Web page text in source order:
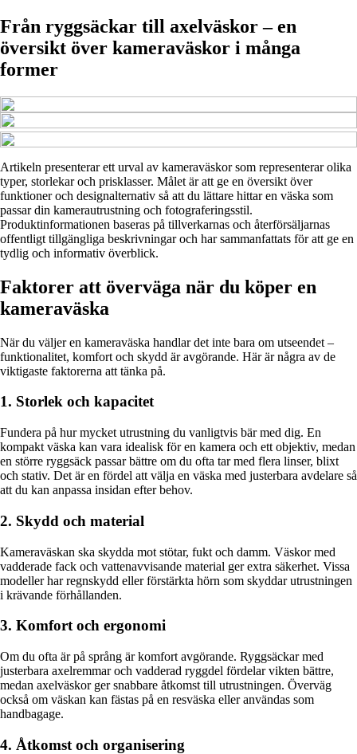
Från ryggsäckar till axelväskor – en
översikt över kameraväskor i många
former
Artikeln presenterar ett urval av kameraväskor som representerar olika
typer, storlekar och prisklasser. Målet är att ge en översikt över
funktioner och designalternativ så att du lättare hittar en väska som
passar din kamerautrustning och fotograferingsstil.
Produktinformationen baseras på tillverkarnas och återförsäljarnas
offentligt tillgängliga beskrivningar och har sammanfattats för att ge en
tydlig och informativ överblick.
Faktorer att överväga när du köper en
kameraväska
När du väljer en kameraväska handlar det inte bara om utseendet –
funktionalitet, komfort och skydd är avgörande. Här är några av de
viktigaste faktorerna att tänka på.
1. Storlek och kapacitet
Fundera på hur mycket utrustning du vanligtvis bär med dig. En
kompakt väska kan vara idealisk för en kamera och ett objektiv, medan
en större ryggsäck passar bättre om du ofta tar med flera linser, blixt
och stativ. Det är en fördel att välja en väska med justerbara avdelare så
att du kan anpassa insidan efter behov.
2. Skydd och material
Kameraväskan ska skydda mot stötar, fukt och damm. Väskor med
vadderade fack och vattenavvisande material ger extra säkerhet. Vissa
modeller har regnskydd eller förstärkta hörn som skyddar utrustningen
i krävande förhållanden.
3. Komfort och ergonomi
Om du ofta är på språng är komfort avgörande. Ryggsäckar med
justerbara axelremmar och vadderad ryggdel fördelar vikten bättre,
medan axelväskor ger snabbare åtkomst till utrustningen. Överväg
också om väskan kan fästas på en resväska eller användas som
handbagage.
4. Åtkomst och organisering